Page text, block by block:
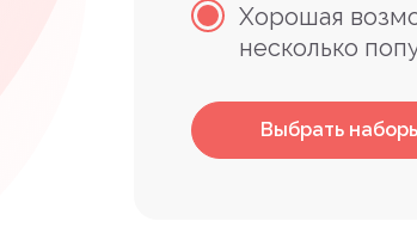
Хорошая
несколько
Выбрать